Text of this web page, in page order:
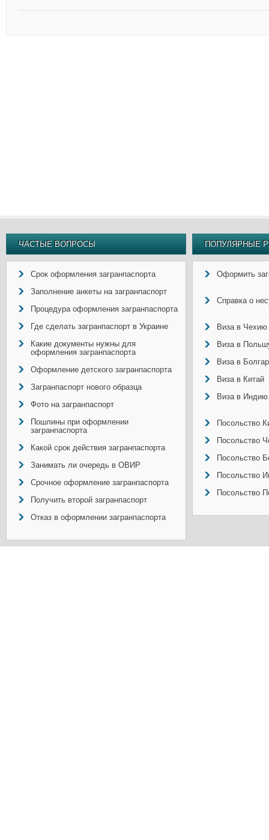
ЧАСТЫЕ ВОПРОСЫ
Срок оформления загранпаспорта
Заполнение анкеты на загранпаспорт
Процедура оформления загранпаспорта
Где сделать загранпаспорт в Украине
Какие документы нужны для
оформления загранпаспорта
Оформление детского загранпаспорта
Загранпаспорт нового образца
Фото на загранпаспорт
Пошлины при оформлении
загранпаспорта
Какой срок действия загранпаспорта
Занимать ли очередь в ОВИР
Срочное оформление загранпаспорта
Получить второй загранпаспорт
Отказ в оформлении загранпаспорта
ПОПУЛЯРНЫЕ
Оформить
Справка о
Виза в Чехию
Виза в
Виза в
Виза в Китай
Виза в Индию
Посольство
Посольство
Посольство
Посольство
Посольство